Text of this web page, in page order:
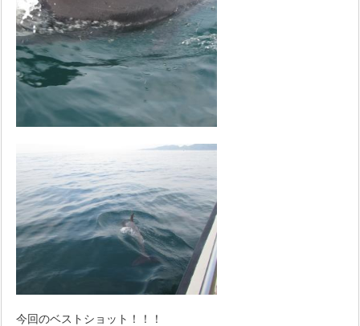
今回のベストショット！！！